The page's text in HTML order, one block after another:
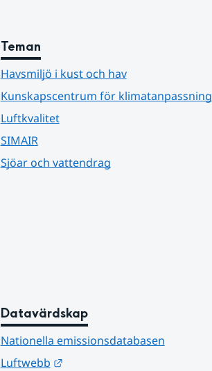
Teman
Havsmiljö i kust och hav
Kunskapscentrum för klimatanpassning
Luftkvalitet
SIMAIR
Sjöar och vattendrag
Datavärdskap
Nationella emissionsdatabasen
Luftwebb
Länk till annan webbplats.